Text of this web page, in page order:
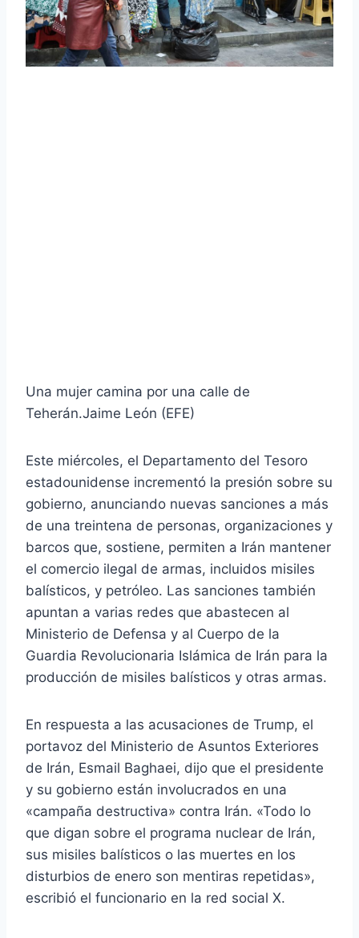
Una mujer camina por una calle de
Teherán.Jaime León (EFE)
Este miércoles, el Departamento del Tesoro
estadounidense incrementó la presión sobre su
gobierno, anunciando nuevas sanciones a más
de una treintena de personas, organizaciones y
barcos que, sostiene, permiten a Irán mantener
el comercio ilegal de armas, incluidos misiles
balísticos, y petróleo. Las sanciones también
apuntan a varias redes que abastecen al
Ministerio de Defensa y al Cuerpo de la
Guardia Revolucionaria Islámica de Irán para la
producción de misiles balísticos y otras armas.
En respuesta a las acusaciones de Trump, el
portavoz del Ministerio de Asuntos Exteriores
de Irán, Esmail Baghaei, dijo que el presidente
y su gobierno están involucrados en una
«campaña destructiva» contra Irán. «Todo lo
que digan sobre el programa nuclear de Irán,
sus misiles balísticos o las muertes en los
disturbios de enero son mentiras repetidas»,
escribió el funcionario en la red social X.